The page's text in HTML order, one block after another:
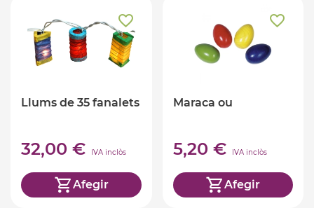
Llums de 35 fanalets
32,00 € IVA inclòs
Afegir
Maraca ou
5,20 € IVA inclòs
Afegir